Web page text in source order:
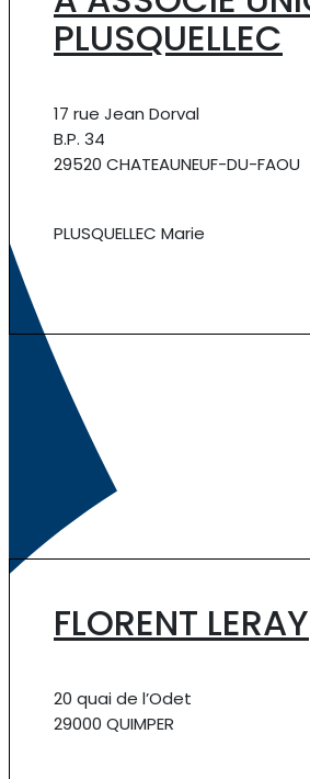
PLUSQUELLEC
17 rue Jean Dorval
B.P. 34
29520 CHATEAUNEUF-DU-FAOU
PLUSQUELLEC Marie
FLORENT LERAY
20 quai de l’Odet
29000 QUIMPER